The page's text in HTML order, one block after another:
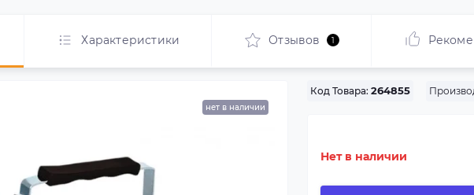
Характеристики Отзывов 1
нет в наличии
Код Товара: 264855
Нет в наличии